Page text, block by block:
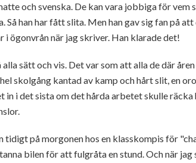
och svenska. De kan vara jobbiga för vem
Så han har fått slita. Men han gav sig fan på
i ögonvrån när jag skriver. Han klarade det!
sätt och vis. Det var som att alla de där
skolgång kantad av kamp och hårt slit, en
in i det sista om det hårda arbetet skulle
tidigt på morgonen hos en klasskompis för
bilen för att fulgråta en stund. Och när